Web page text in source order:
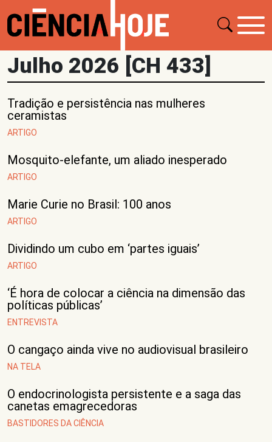
Julho 2026 [CH 433]
Tradição e persistência nas mulheres
ceramistas
ARTIGO
Mosquito-elefante, um aliado inesperado
ARTIGO
Marie Curie no Brasil: 100 anos
ARTIGO
Dividindo um cubo em ‘partes iguais’
ARTIGO
‘É hora de colocar a ciência na dimensão das
políticas públicas’
ENTREVISTA
O cangaço ainda vive no audiovisual brasileiro
NA TELA
O endocrinologista persistente e a saga das
canetas emagrecedoras
BASTIDORES DA CIÊNCIA